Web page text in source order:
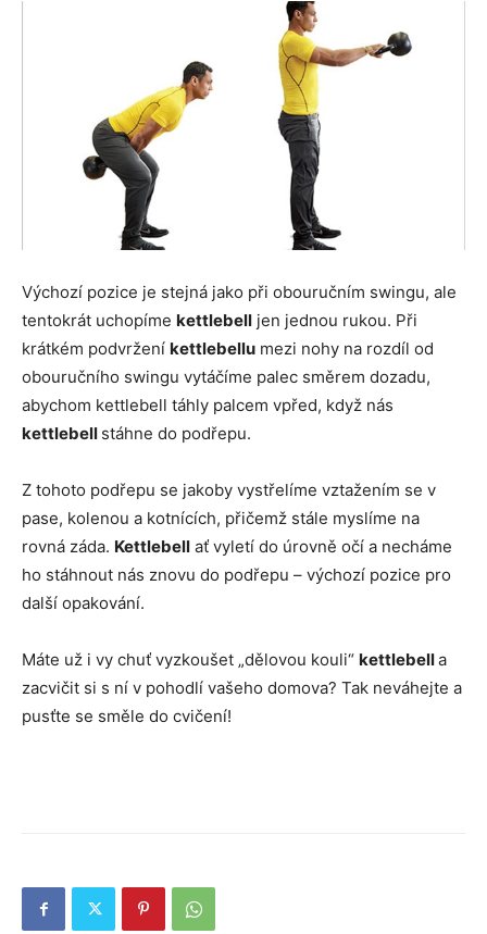
Výchozí pozice je stejná jako při obouručním swingu, ale
tentokrát uchopíme kettlebell jen jednou rukou. Při
krátkém podvržení kettlebellu mezi nohy na rozdíl od
obouručního swingu vytáčíme palec směrem dozadu,
abychom kettlebell táhly palcem vpřed, když nás
kettlebell stáhne do podřepu.
Z tohoto podřepu se jakoby vystřelíme vztažením se v
pase, kolenou a kotnících, přičemž stále myslíme na
rovná záda. Kettlebell ať vyletí do úrovně očí a necháme
ho stáhnout nás znovu do podřepu – výchozí pozice pro
další opakování.
Máte už i vy chuť vyzkoušet „dělovou kouli“ kettlebella
zacvičit si s ní v pohodlí vašeho domova? Tak neváhejte a
pusťte se směle do cvičení!